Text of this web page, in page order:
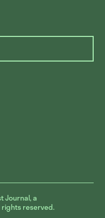
Journal, a
rights reserved.